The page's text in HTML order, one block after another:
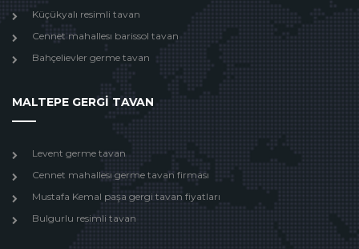
Küçükyalı resimli tavan
Cennet mahallesı barissol tavan
Bahçelievler germe tavan
MALTEPE GERGİ TAVAN
Levent germe tavan
Cennet mahallesı germe tavan firması
Mustafa Kemal paşa gergi tavan fiyatları
Bulgurlu resimli tavan